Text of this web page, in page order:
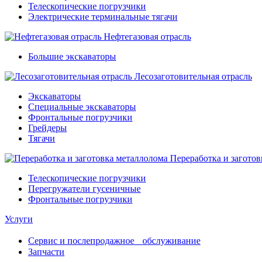
Телескопические погрузчики
Электрические терминальные тягачи
Нефтегазовая отрасль
Большие экскаваторы
Лесозаготовительная отрасль
Экскаваторы
Специальные экскаваторы
Фронтальные погрузчики
Грейдеры
Тягачи
Переработка и
Телескопические погрузчики
Перегружатели гусеничные
Фронтальные погрузчики
Услуги
Сервис и послепродажное обслуживание
Запчасти